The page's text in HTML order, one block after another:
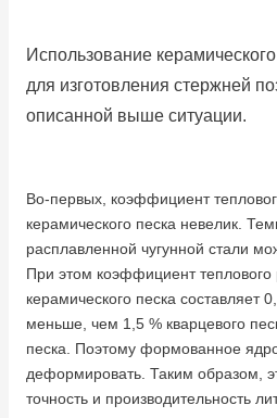
Использование
для изготовления стержней
описанной выше ситуации.
Во-первых, коэффициент
керамического песка невелик.
расплавленной чугунной стали
При этом коэффициент
керамического песка составляет
меньше, чем 1,5 % кварцевого
песка.
Поэтому формованное
деформировать. Таким образом,
точность и производительность